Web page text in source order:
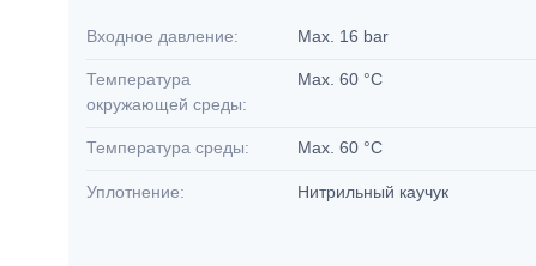
Входное давление: Max. 16 bar
Температура
окружающей среды:
Max. 60 °C
Температура среды: Max. 60 °C
Уплотнение: Нитрильный каучук